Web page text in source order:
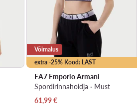
extra -25% Kood: LAST
Võimalus
EA7 Emporio Armani
Spordirinnahoidja · Must
Praegune hind
61,99€